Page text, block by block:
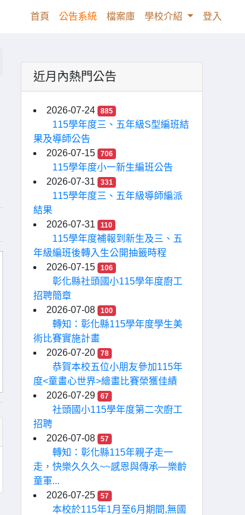
首頁 (current)
公告系統 檔案庫 學校介紹 登入
近月內熱門公告
2026-07-24 885
115學年度三、五年級S型編班結
果及導師公告
2026-07-15
706
115學年度小一新生編班公告
2026-07-31
331
115學年度三、五年級導師編派
結果
2026-07-31
110
115學年度補報到新生及三、五
年級編班後轉入生公開抽籤時程
2026-07-15
106
彰化縣社頭國小115學年度廚工
招聘簡章
2026-07-08
100
轉知：彰化縣115學年度學生美
術比賽實施計畫
2026-07-20
78
恭賀本校五位小朋友參加115年
度<童畫心世界>繪畫比賽榮獲佳績
2026-07-29
67
社頭國小115學年度第二次廚工
招聘
2026-07-08
57
轉知：彰化縣115年親子走一
走，快樂久久久~~感恩與傳承—樂齡
童軍...
2026-07-25
57
本校於115年1月至6月期間,無國